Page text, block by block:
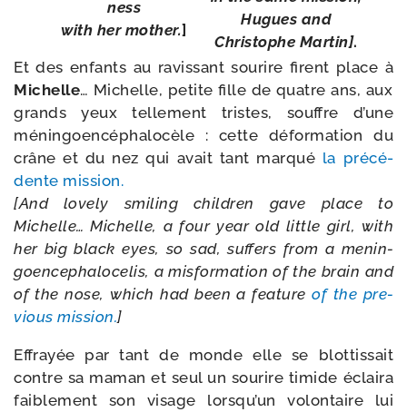
ness
with her mother.]
Hugues and
Christophe Martin].
Et des enfants au ravis­sant sou­rire firent place à
Michelle… Michelle, petite fille de quatre ans, aux
grands yeux tel­le­ment tristes, souffre d’une
ménin­goen­cé­pha­lo­cèle : cette défor­ma­tion du
crâne et du nez qui avait tant mar­qué la pré­cé­
dente mis­sion.
[And love­ly smi­ling chil­dren gave place to
Michelle… Michelle, a four year old lit­tle girl, with
her big black eyes, so sad, suf­fers from a menin­
goen­ce­pha­lo­ce­lis, a mis­for­ma­tion of the brain and
of the nose, which had been a fea­tureof the pre­
vious mis­sion.]
Effrayée par tant de monde elle se blot­tis­sait
contre sa maman et seul un sou­rire timide éclai­ra
fai­ble­ment son visage lorsqu’un volon­taire lui